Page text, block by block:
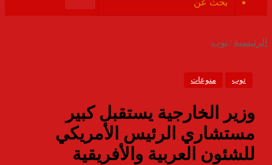
الموقع
الرئيسية /توب
توب منوعات
وزير الخارجية يستقبل كبير
مستشاري الرئيس الأمريكي
للشئون العربية والأفريقية